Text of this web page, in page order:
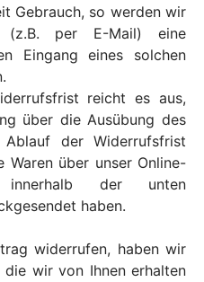
Gebrauch, so werden wir
(z.B. per E-Mail) eine
Eingang eines solchen
reicht es aus,
über die Ausübung des
der Widerrufsfrist
Waren über unser Online-
innerhalb der unten
haben.
widerrufen, haben wir
die wir von Ihnen erhalten